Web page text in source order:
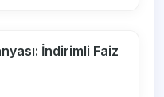
İndirimli Faiz